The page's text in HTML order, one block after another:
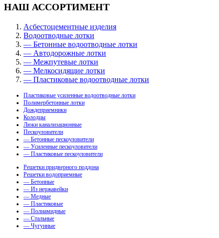
НАШ АССОРТИМЕНТ
Асбестоцементные изделия
Водоотводные лотки
— Бетонные водоотводные лотки
— Автодорожные лотки
— Межпутевые лотки
— Мелкосидящие лотки
— Пластиковые водоотводные лотки
Пластиковые усиленные водоотводные лотки
Полимербетонные лотки
Дождеприемники
Колодцы
Люки канализационные
Пескоуловители
— Бетонные пескоуловители
— Усиленные пескоуловители
— Пластиковые пескоуловители
Решетки придверного поддона
Решетки водоприемные
— Бетонные
— Из нержавейки
— Медные
— Пластиковые
— Полиамидные
— Стальные
— Чугунные